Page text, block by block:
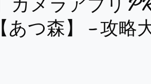
カメラアプリ
あつ森】 – 攻略